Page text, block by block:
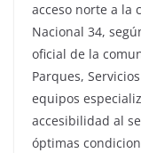
acceso norte a la
Nacional 34,
oficial de la
Parques,
equipos
accesibilidad al
óptimas